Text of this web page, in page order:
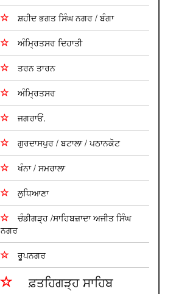
ਸ਼ਹੀਦ ਭਗਤ ਸਿੰਘ ਨਗਰ / ਬੰਗਾ
ਅੰਮ੍ਰਿਤਸਰ ਦਿਹਾਤੀ
ਤਰਨ ਤਾਰਨ
ਅੰਮ੍ਰਿਤਸਰ
ਜਗਰਾਓਂ.
ਗੁਰਦਾਸਪੁਰ / ਬਟਾਲਾ / ਪਠਾਨਕੋਟ
ਖੰਨਾ / ਸਮਰਾਲਾ
ਲੁਧਿਆਣਾ
ਚੰਡੀਗੜ੍ਹ /ਸਾਹਿਬਜ਼ਾਦਾ ਅਜੀਤ ਸਿੰਘ
ਨਗਰ
ਰੂਪਨਗਰ
ਫ਼ਤਹਿਗੜ੍ਹ ਸਾਹਿਬ